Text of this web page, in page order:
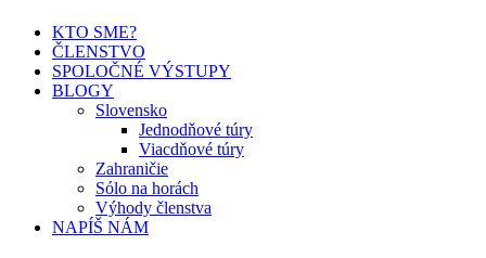
KTO SME?
ČLENSTVO
SPOLOČNÉ VÝSTUPY
BLOGY
Slovensko
Jednodňové túry
Viacdňové túry
Zahraničie
Sólo na horách
Výhody členstva
NAPÍŠ NÁM